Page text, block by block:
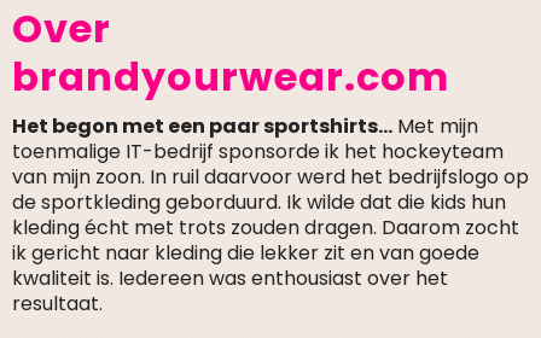
Over
brandyourwear.com
Het begon met een paar sportshirts...Met mijn
toenmalige IT-bedrijf sponsorde ik het hockeyteam
van mijn zoon. In ruil daarvoor werd het bedrijfslogo op
de sportkleding geborduurd. Ik wilde dat die kids hun
kleding écht met trots zouden dragen. Daarom zocht
ik gericht naar kleding die lekker zit en van goede
kwaliteit is. Iedereen was enthousiast over het
resultaat.